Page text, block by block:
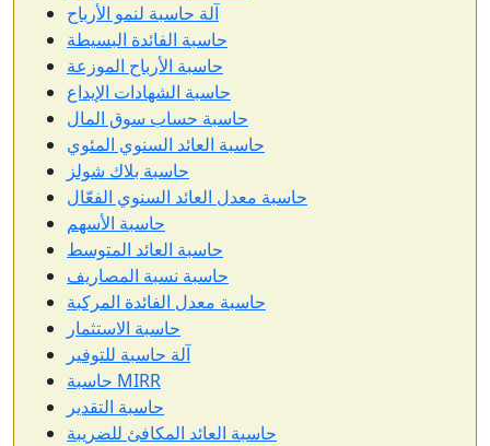
آلة حاسبة لنمو الأرباح
حاسبة الفائدة البسيطة
حاسبة الأرباح الموزعة
حاسبة الشهادات الإيداع
حاسبة حساب سوق المال
حاسبة العائد السنوي المئوي
حاسبة بلاك شولز
حاسبة معدل العائد السنوي الفعّال
حاسبة الأسهم
حاسبة العائد المتوسط
حاسبة نسبة المصاريف
حاسبة معدل الفائدة المركبة
حاسبة الاستثمار
آلة حاسبة للتوفير
حاسبة MIRR
حاسبة التقدير
حاسبة العائد المكافئ للضريبة